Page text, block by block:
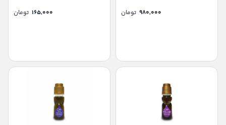
۹۸۰,۰۰۰ تومان ۱۶۵,۰۰۰ تومان